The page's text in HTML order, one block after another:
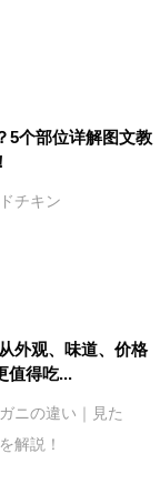
5个部位详解图文教
チキン
外观、味道、价格
值得吃...
ニの違い｜見た
解説！